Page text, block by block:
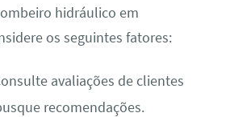
hidráulico em
os seguintes fatores:
avaliações de clientes
recomendações.